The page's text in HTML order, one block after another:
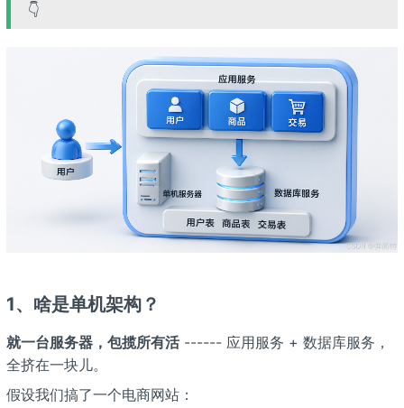
👇
1、啥是单机架构？
就一台服务器，包揽所有活------ 应用服务 + 数据库服务，
全挤在一块儿。
假设我们搞了一个电商网站：